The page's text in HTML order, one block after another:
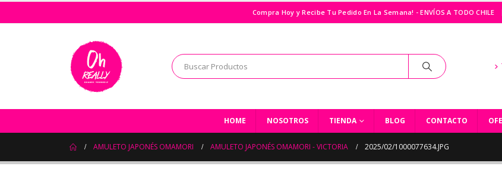
Compra Hoy y Recibe Tu Pedido En La Semana! - ENVÍOS A TODO CHILE
HOME NOSOTROS TIENDA BLOG CONTACTO
AMULETO JAPONÉS OMAMORI AMULETO JAPONÉS OMAMORI - VICTORIA 2025/02/1000077634.JPG